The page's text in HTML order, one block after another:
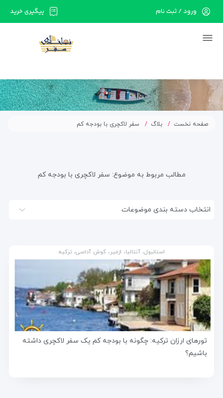
پیگیری خرید ورود / ثبت نام
صفحه نخست بلاگ سفر لاکچری با بودجه کم
مطالب مربوط به موضوع: سفر لاکچری با بودجه کم
انتخاب دسته بندی موضوعات
استانبول، آنتالیا، ازمیر، کوش آداسی، ترکیه
تورهای ارزان ترکیه: چگونه با بودجه کم یک سفر لاکچری داشته
باشیم؟